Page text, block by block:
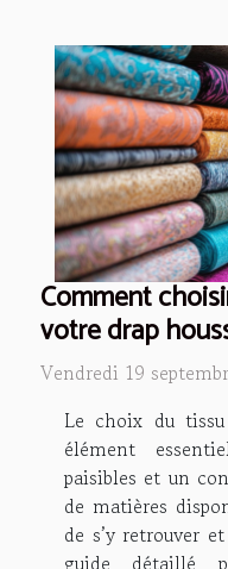
Comment
votre drap
Vendredi 19
Le choix du
élément
paisibles et un
de matières
de s’y retrouver
guide détaillé